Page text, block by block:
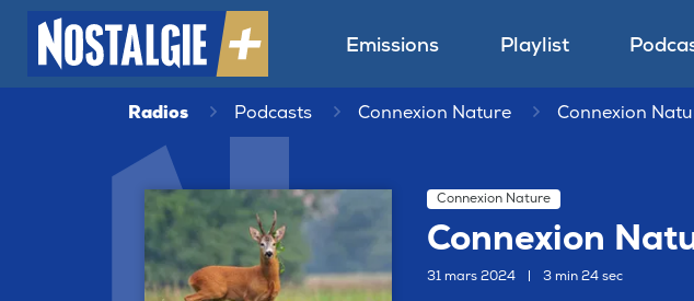
Emissions Playlist
Radios Podcasts Connexion Nature Connexion
Connexion Nature
Connexion
31 mars 2024 3 min 24 sec